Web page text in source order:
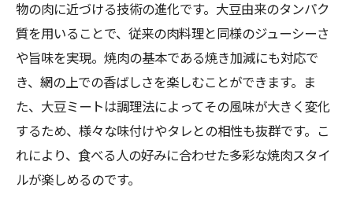
大阪府の焼肉シーンに新風大豆ミートの健康革
命
健康革命を起こす大阪府の大豆ミート
新しい焼肉シーンの幕開けを大阪で体験
焼肉の常識を変える大豆ミートの健康効果
大豆ミートが焼肉シーンにもたらす変化
大阪府で訪れる焼肉の新たな風
物の肉に近づける技術の進化です。大豆由来のタンパク
質を用いることで、従来の肉料理と同様のジューシーさ
や旨味を実現。焼肉の基本である焼き加減にも対応で
き、網の上での香ばしさを楽しむことができます。ま
た、大豆ミートは調理法によってその風味が大きく変化
するため、様々な味付けやタレとの相性も抜群です。こ
れにより、食べる人の好みに合わせた多彩な焼肉スタイ
ルが楽しめるのです。